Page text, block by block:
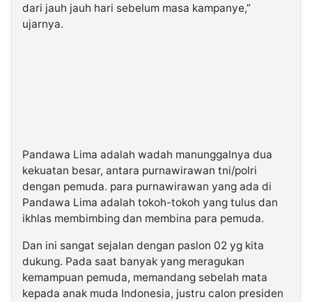
dari jauh jauh hari sebelum masa kampanye,”
ujarnya.
Pandawa Lima adalah wadah manunggalnya dua
kekuatan besar, antara purnawirawan tni/polri
dengan pemuda. para purnawirawan yang ada di
Pandawa Lima adalah tokoh-tokoh yang tulus dan
ikhlas membimbing dan membina para pemuda.
Dan ini sangat sejalan dengan paslon 02 yg kita
dukung. Pada saat banyak yang meragukan
kemampuan pemuda, memandang sebelah mata
kepada anak muda Indonesia, justru calon presiden